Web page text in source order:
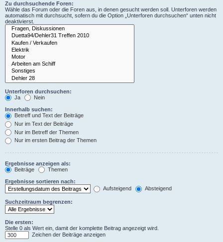
Zu durchsuchende Foren:
Wähle das Forum oder die Foren aus, in denen gesucht werden soll. Unterforen werden
automatisch mit durchsucht, sofern du die Option „Unterforen durchsuchen“ unten nicht
deaktivierst.
Unterforen durchsuchen:
Ja
Nein
Innerhalb suchen:
Betreff und Text der Beiträge
Nur im Text der Beiträge
Nur im Betreff der Themen
Nur im ersten Beitrag der Themen
Ergebnisse anzeigen als:
Beiträge
Themen
Ergebnisse sortieren nach:
Aufsteigend
Absteigend
Suchzeitraum begrenzen:
Die ersten:
Stelle 0 als Wert ein, damit der komplette Beitrag angezeigt wird.
Zeichen der Beiträge anzeigen